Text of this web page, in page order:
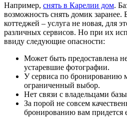
Например, снять в Карелии дом.
возможность снять домик
коттеджей – услуга не новая, для
различных сервисов. Но при их
ввиду следующие опасности:
Может быть предоставлена
устаревшие фотографии.
У сервиса по бронированию
ограниченный выбор.
Нет связи с владельцами
За порой не совсем
бронированию вам придется